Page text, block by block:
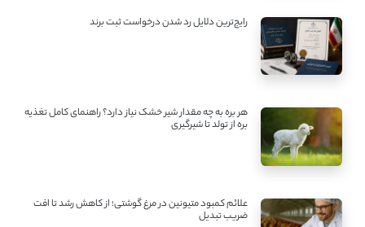
رایج‌ترین دلایل رد شدن درخواست ثبت برند
هر بره به چه مقدار شیر خشک نیاز دارد؟ راهنمای کامل تغذیه
بره از تولد تا شیرگیری
علائم کمبود متیونین در مرغ گوشتی؛ از کاهش رشد تا افت
ضریب تبدیل